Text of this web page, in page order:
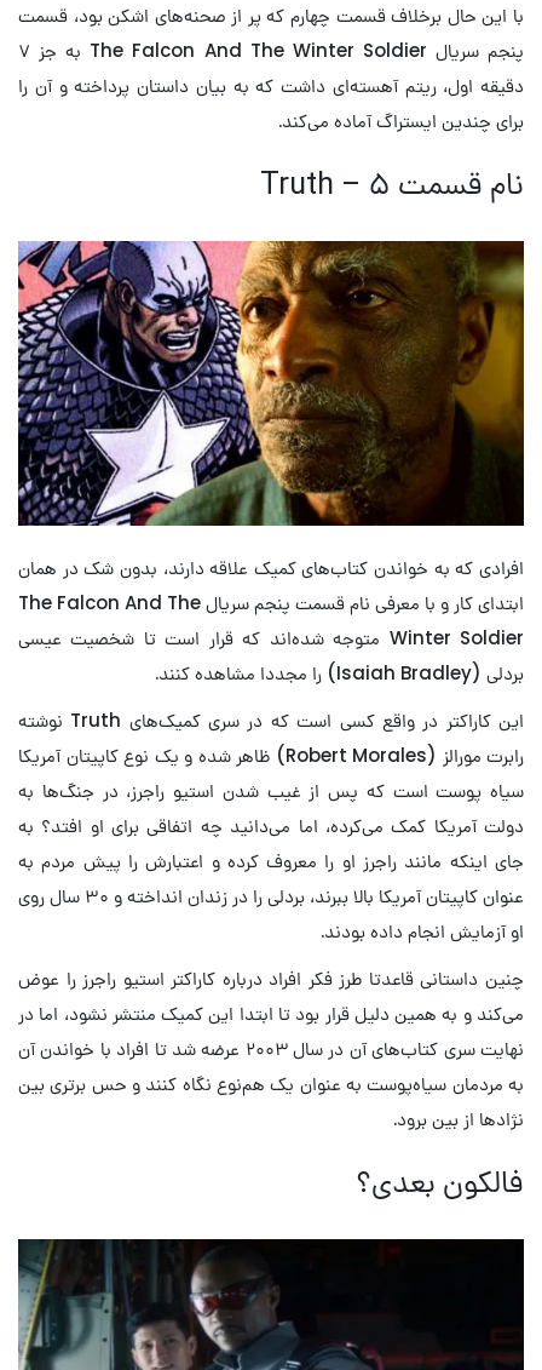
با این حال برخلاف قسمت چهارم که پر از صحنه‌های اشکن بود، قسمت
پنجم سریال The Falcon And The Winter Soldier به جز ۷
دقیقه اول، ریتم آهسته‌‌ای داشت که به بیان داستان پرداخته و آن را
برای چندین ایستراگ آماده می‌کند.
نام قسمت ۵ – Truth
افرادی که به خواندن کتاب‌های کمیک علاقه دارند، بدون شک در همان
ابتدای کار و با معرفی نام قسمت پنجم سریال The Falcon And The
Winter Soldier متوجه شده‌اند که قرار است تا شخصیت عیسی
بردلی (Isaiah Bradley) را مجددا مشاهده کنند.
این کاراکتر در واقع کسی است که در سری کمیک‌های Truth نوشته
رابرت مورالز (Robert Morales) ظاهر شده و یک نوع کاپیتان آمریکا
سیاه پوست است که پس از غیب شدن استیو راجرز، در جنگ‌ها به
دولت آمریکا کمک می‌کرده، اما می‌دانید چه اتفاقی برای او افتد؟ به
جای اینکه مانند راجرز او را معروف کرده و اعتبارش را پیش مردم به
عنوان کاپیتان آمریکا بالا ببرند، بردلی را در زندان انداخته و ۳۰ سال روی
او آزمایش انجام داده بودند.
چنین داستانی قاعدتا طرز فکر افراد درباره کاراکتر استیو راجرز را عوض
می‌کند و به همین دلیل قرار بود تا ابتدا این کمیک منتشر نشود، اما در
نهایت سری کتاب‌‌های آن در سال ۲۰۰۳ عرضه شد تا افراد با خواندن آن
به مردمان سیاه‌پوست به عنوان یک هم‌نوع نگاه کنند و حس برتری بین
نژادها از بین برود.
فالکون بعدی؟